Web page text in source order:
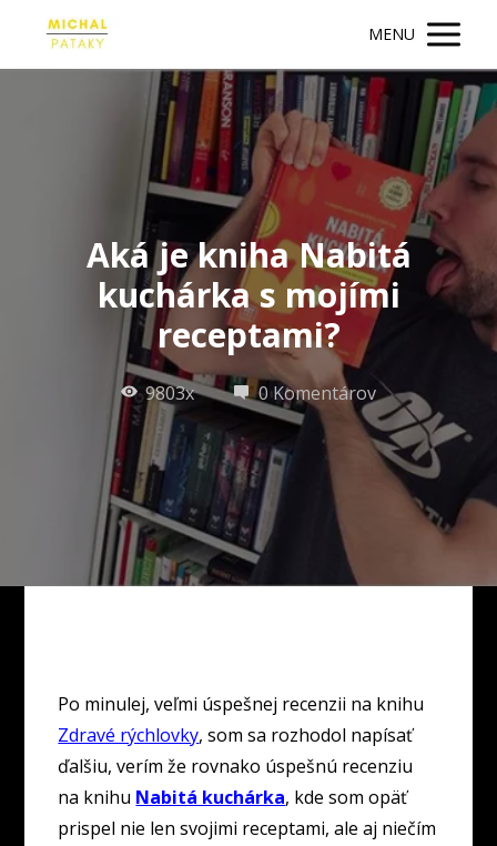
MENU
Aká je kniha Nabitá
kuchárka s mojími
receptami?
9803x 0 Komentárov
Po minulej, veľmi úspešnej recenzii na knihu
Zdravé rýchlovky, som sa rozhodol napísať
ďalšiu, verím že rovnako úspešnú recenziu
na knihu Nabitá kuchárka, kde som opäť
prispel nie len svojimi receptami, ale aj niečím